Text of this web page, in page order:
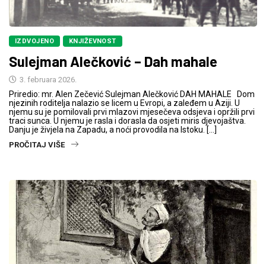
IZDVOJENO KNJIŽEVNOST
Sulejman Alečković – Dah mahale
3. februara 2026.
Priredio: mr. Alen Zečević Sulejman Alečković DAH MAHALE Dom
njezinih roditelja nalazio se licem u Evropi, a zaleđem u Aziji. U
njemu su je pomilovali prvi mlazovi mjesečeva odsjeva i opržili prvi
traci sunca. U njemu je rasla i dorasla da osjeti miris djevojaštva.
Danju je živjela na Zapadu, a noći provodila na Istoku. […]
PROČITAJ VIŠE